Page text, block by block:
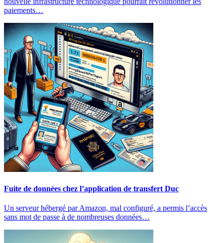
paiements…
Fuite de données chez l’application de transfert Duc
Un serveur hébergé par Amazon, mal configuré, a permis l’accès
sans mot de passe à de nombreuses données…